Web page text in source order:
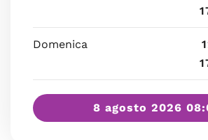
Domenica
8 agosto 2026